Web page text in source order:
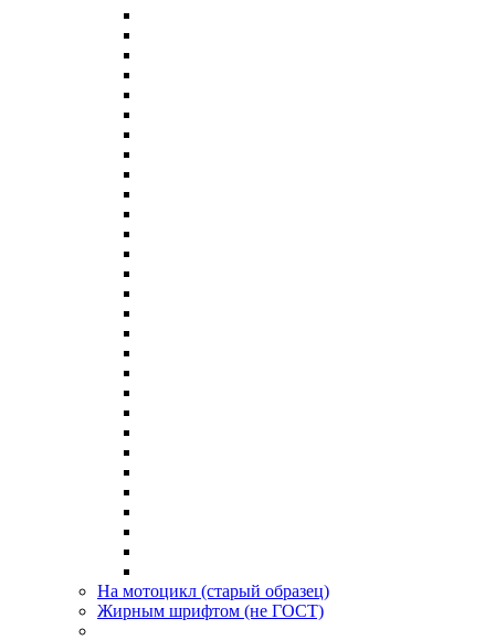
На мотоцикл (старый образец)
Жирным шрифтом (не ГОСТ)